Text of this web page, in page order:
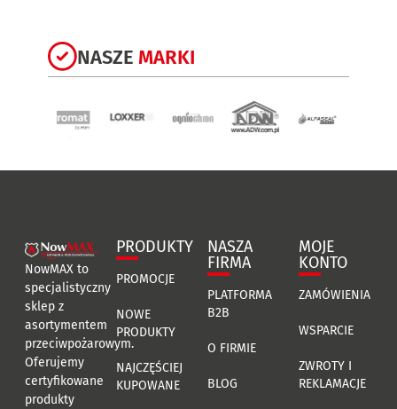
NASZE MARKI
NowMAX to
specjalistyczny
sklep z
asortymentem
przeciwpożarowym.
Oferujemy
certyfikowane
produkty
PRODUKTY
PROMOCJE
NOWE
PRODUKTY
NAJCZĘŚCIEJ
KUPOWANE
NASZA
FIRMA
PLATFORMA
B2B
O FIRMIE
BLOG
MOJE
KONTO
ZAMÓWIENIA
WSPARCIE
ZWROTY I
REKLAMACJE